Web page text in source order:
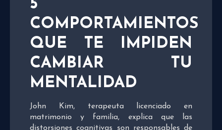
5
COMPORTAMIENTOS
QUE TE IMPIDEN
CAMBIAR TU
MENTALIDAD
John Kim, terapeuta licenciado en
matrimonio y familia, explica que las
distorsiones cognitivas son responsables de